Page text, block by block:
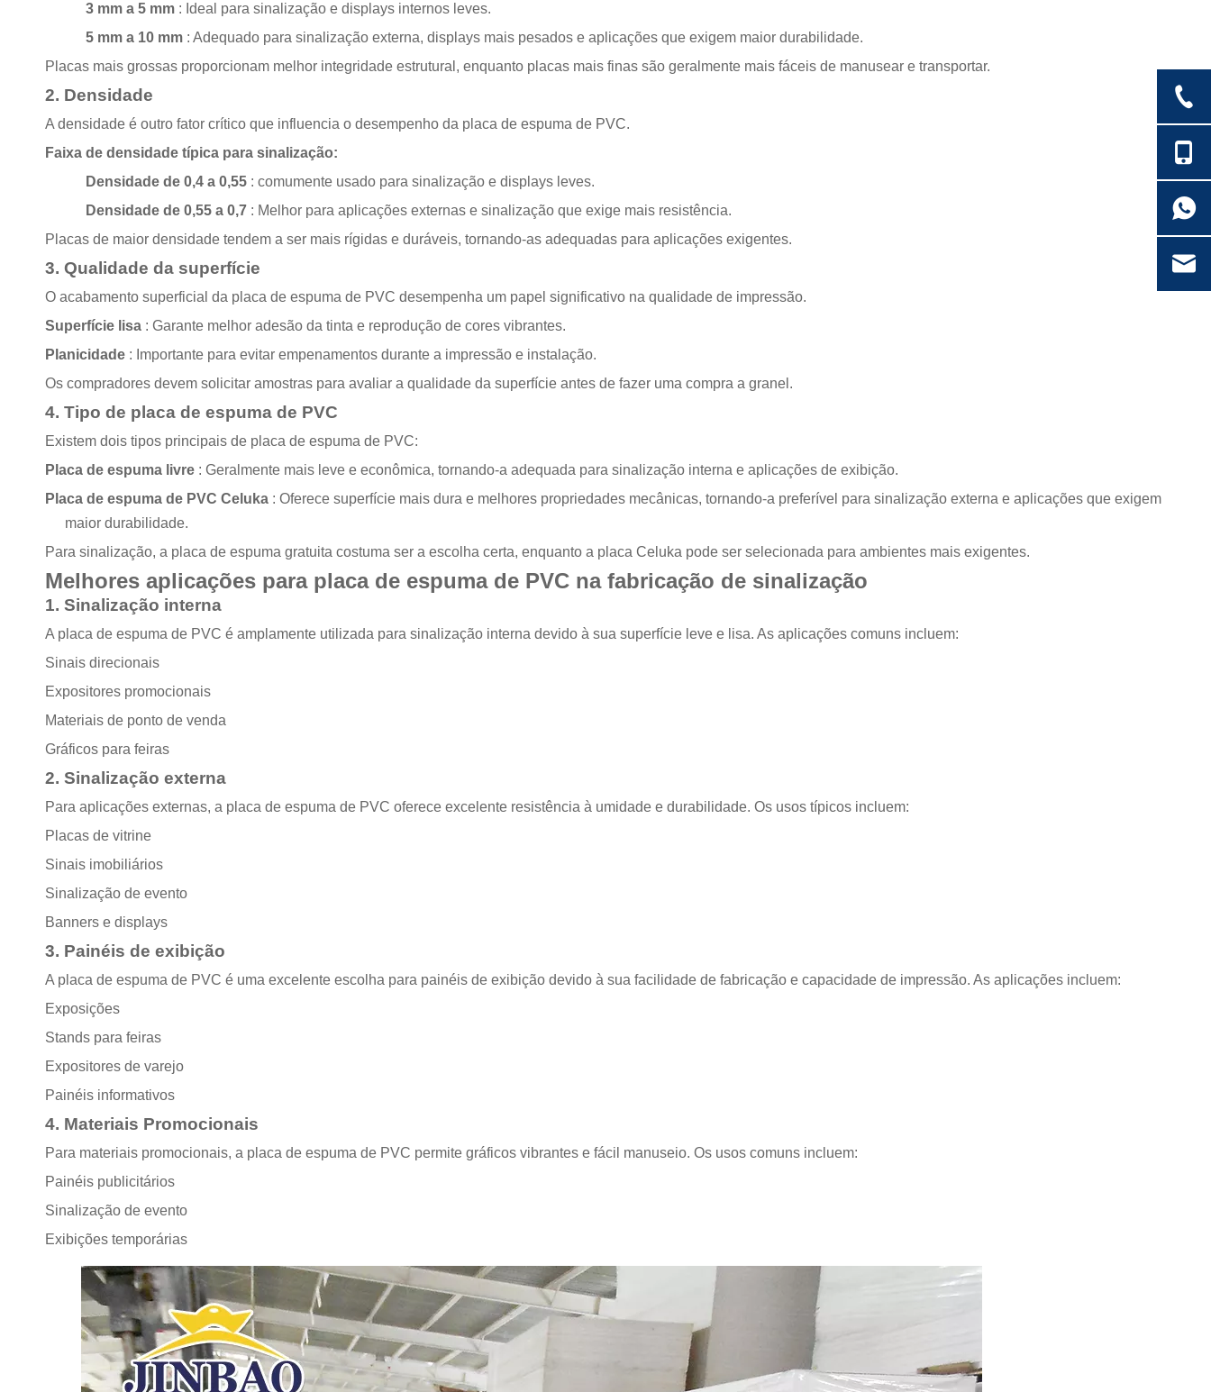
3 mm a 5 mm : Ideal para sinalização e displays internos leves.
5 mm a 10 mm : Adequado para sinalização externa, displays mais pesados ​​e aplicações que exigem maior durabilidade.
Placas mais grossas proporcionam melhor integridade estrutural, enquanto placas mais finas são geralmente mais fáceis de manusear e transportar.
2. Densidade
A densidade é outro fator crítico que influencia o desempenho da placa de espuma de PVC.
Faixa de densidade típica para sinalização:
Densidade de 0,4 a 0,55 : comumente usado para sinalização e displays leves.
Densidade de 0,55 a 0,7 : Melhor para aplicações externas e sinalização que exige mais resistência.
Placas de maior densidade tendem a ser mais rígidas e duráveis, tornando-as adequadas para aplicações exigentes.
3. Qualidade da superfície
O acabamento superficial da placa de espuma de PVC desempenha um papel significativo na qualidade de impressão.
Superfície lisa : Garante melhor adesão da tinta e reprodução de cores vibrantes.
Planicidade : Importante para evitar empenamentos durante a impressão e instalação.
Os compradores devem solicitar amostras para avaliar a qualidade da superfície antes de fazer uma compra a granel.
4. Tipo de placa de espuma de PVC
Existem dois tipos principais de placa de espuma de PVC:
Placa de espuma livre : Geralmente mais leve e econômica, tornando-a adequada para sinalização interna e aplicações de exibição.
Placa de espuma de PVC Celuka : Oferece superfície mais dura e melhores propriedades mecânicas, tornando-a preferível para sinalização externa e aplicações que exigem
maior durabilidade.
Para sinalização, a placa de espuma gratuita costuma ser a escolha certa, enquanto a placa Celuka pode ser selecionada para ambientes mais exigentes.
Melhores aplicações para placa de espuma de PVC na fabricação de sinalização
1. Sinalização interna
A placa de espuma de PVC é amplamente utilizada para sinalização interna devido à sua superfície leve e lisa. As aplicações comuns incluem:
Sinais direcionais
Expositores promocionais
Materiais de ponto de venda
Gráficos para feiras
2. Sinalização externa
Para aplicações externas, a placa de espuma de PVC oferece excelente resistência à umidade e durabilidade. Os usos típicos incluem:
Placas de vitrine
Sinais imobiliários
Sinalização de evento
Banners e displays
3. Painéis de exibição
A placa de espuma de PVC é uma excelente escolha para painéis de exibição devido à sua facilidade de fabricação e capacidade de impressão. As aplicações incluem:
Exposições
Stands para feiras
Expositores de varejo
Painéis informativos
4. Materiais Promocionais
Para materiais promocionais, a placa de espuma de PVC permite gráficos vibrantes e fácil manuseio. Os usos comuns incluem:
Painéis publicitários
Sinalização de evento
Exibições temporárias